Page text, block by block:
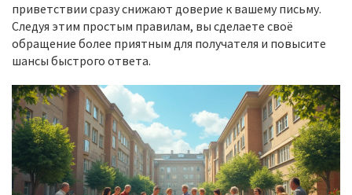
приветствии сразу снижают доверие к вашему письму.
Следуя этим простым правилам, вы сделаете своё
обращение более приятным для получателя и повысите
шансы быстрого ответа.